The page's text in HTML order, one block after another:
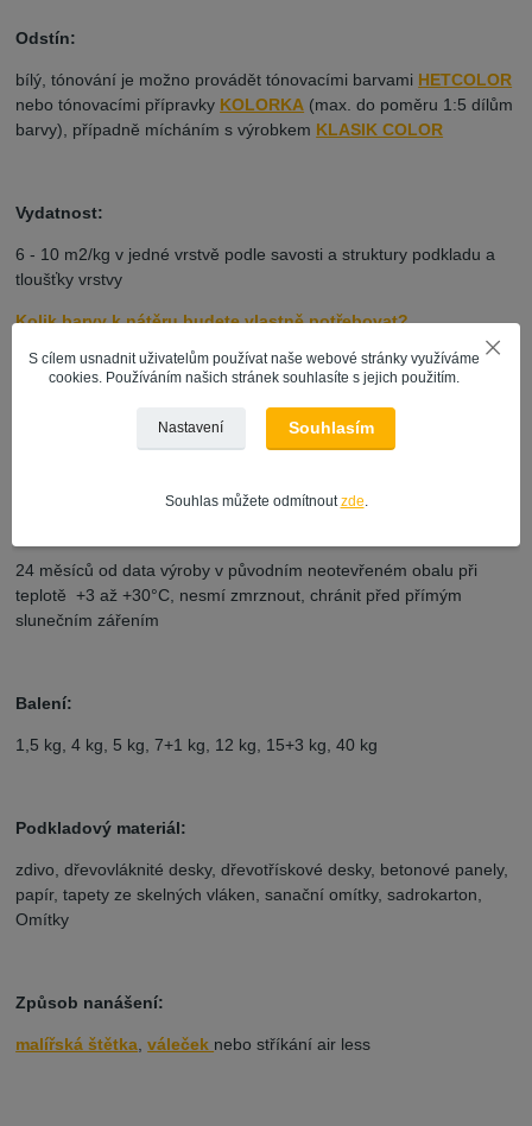
Odstín:
bílý, tónování je možno provádět tónovacími barvami HETCOLOR
nebo tónovacími přípravky KOLORKA (max. do poměru 1:5 dílům
barvy), případně mícháním s výrobkem KLASIK COLOR
Vydatnost:
6 - 10 m2/kg v jedné vrstvě podle savosti a struktury podkladu a
tloušťky vrstvy
Kolik barvy k nátěru budete vlastně potřebovat?
nejméně 4 hodiny při 20 °C a 60 % relativní vlhkosti vzduchu
24 měsíců od data výroby v původním neotevřeném obalu při
teplotě +3 až +30°C, nesmí zmrznout, chránit před přímým
slunečním zářením
Balení:
1,5 kg, 4 kg, 5 kg, 7+1 kg, 12 kg, 15+3 kg, 40 kg
Podkladový materiál:
zdivo, dřevovláknité desky, dřevotřískové desky, betonové panely,
papír, tapety ze skelných vláken, sanační omítky, sadrokarton,
Omítky
Způsob nanášení:
malířská štětka ,váleček nebo stříkání air less
S cílem usnadnit uživatelům používat naše webové stránky využíváme
cookies. Používáním našich stránek souhlasíte s jejich použitím.
Nastavení Souhlasím
Souhlas můžete odmítnout zde